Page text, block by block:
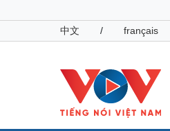
中文
/ français